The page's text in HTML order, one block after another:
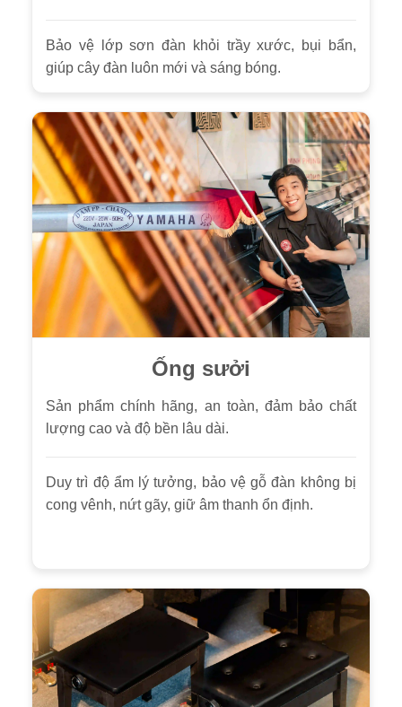
Bảo vệ lớp sơn đàn khỏi trầy xước, bụi bẩn,
giúp cây đàn luôn mới và sáng bóng.
Ống sưởi
Sản phẩm chính hãng, an toàn, đảm bảo chất
lượng cao và độ bền lâu dài.
Duy trì độ ẩm lý tưởng, bảo vệ gỗ đàn không bị
cong vênh, nứt gãy, giữ âm thanh ổn định.